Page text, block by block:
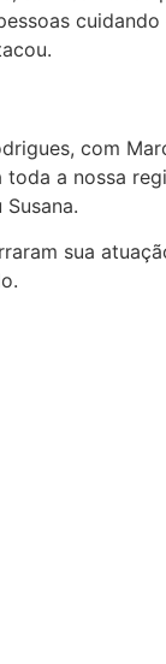
com
a nossa
sua